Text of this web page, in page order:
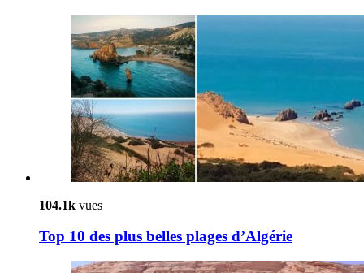
104.1k vues
Top 10 des plus belles plages d’Algérie